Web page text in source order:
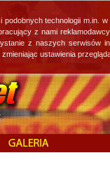
technologii
z nami
z naszych
ustawienia